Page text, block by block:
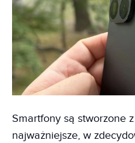
Smartfony są stworzone
najważniejsze, w